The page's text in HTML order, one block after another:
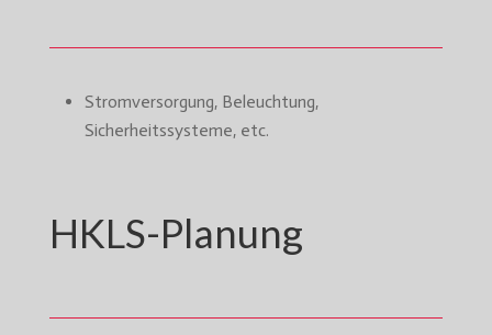
Stromversorgung, Beleuchtung,
Sicherheitssysteme, etc.
HKLS-Planung